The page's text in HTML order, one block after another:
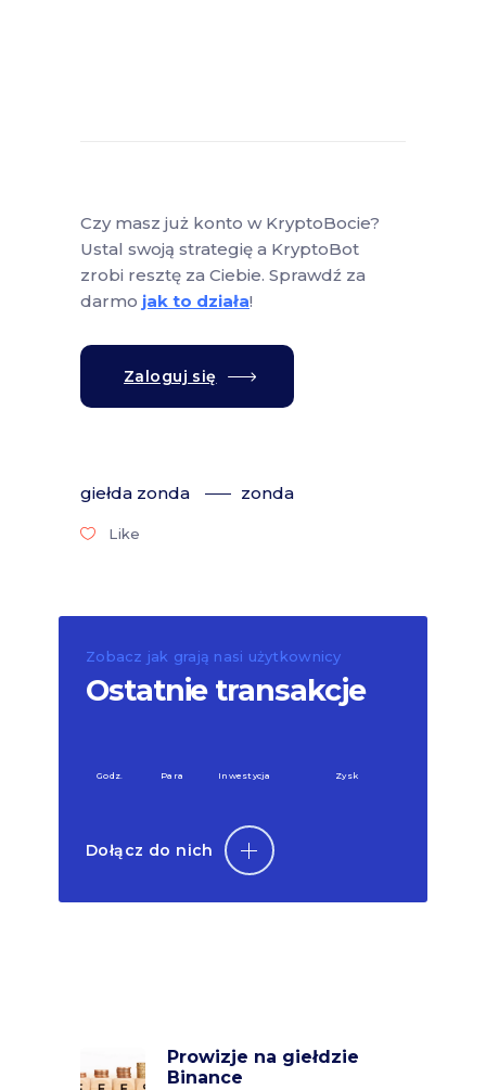
Czy masz już konto w KryptoBocie?
Ustal swoją strategię a KryptoBot
zrobi resztę za Ciebie. Sprawdź za
darmo jak to działa!
Zaloguj się
giełda zonda zonda
Like
Zobacz jak grają nasi użytkownicy
Ostatnie transakcje
Godz. Para Inwestycja Zysk
Dołącz do nich
Prowizje na giełdzie
Binance